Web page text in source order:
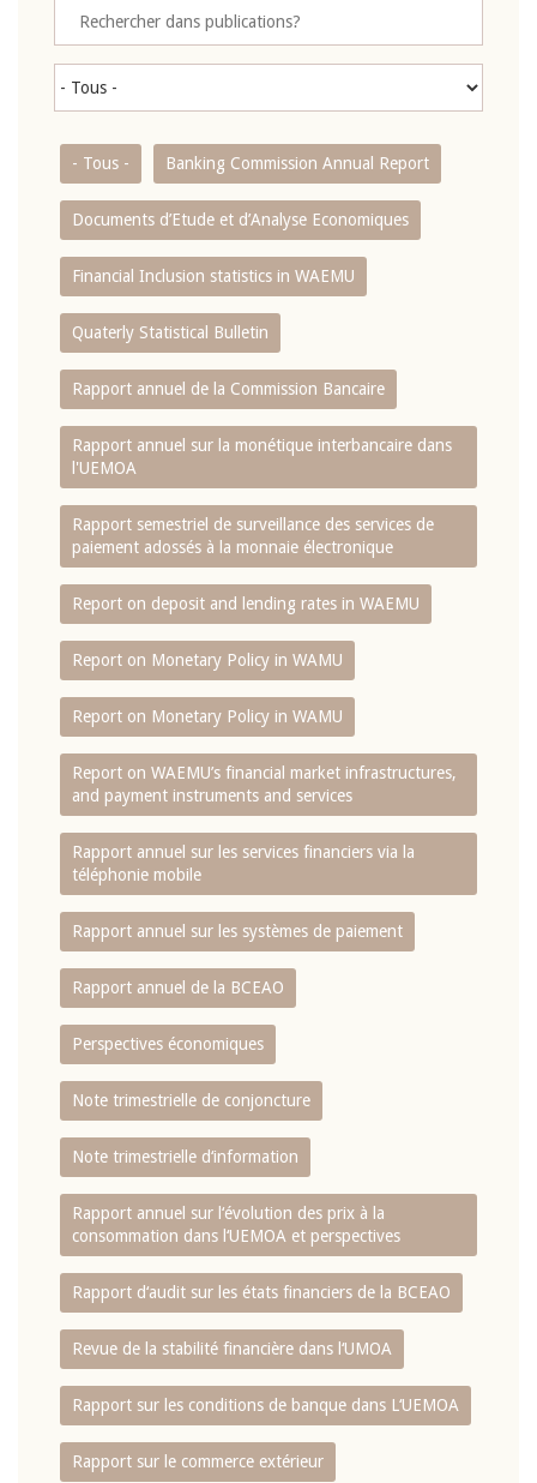
- Tous - Banking Commission Annual Report
Documents d’Etude et d’Analyse Economiques
Financial Inclusion statistics in WAEMU
Quaterly Statistical Bulletin
Rapport annuel de la Commission Bancaire
Rapport annuel sur la monétique interbancaire dans
l'UEMOA
Rapport semestriel de surveillance des services de
paiement adossés à la monnaie électronique
Report on deposit and lending rates in WAEMU
Report on Monetary Policy in WAMU
Report on Monetary Policy in WAMU
Report on WAEMU’s financial market infrastructures,
and payment instruments and services
Rapport annuel sur les services financiers via la
téléphonie mobile
Rapport annuel sur les systèmes de paiement
Rapport annuel de la BCEAO
Perspectives économiques
Note trimestrielle de conjoncture
Note trimestrielle d‘information
Rapport annuel sur l‘évolution des prix à la
consommation dans l‘UEMOA et perspectives
Rapport d‘audit sur les états financiers de la BCEAO
Revue de la stabilité financière dans l‘UMOA
Rapport sur les conditions de banque dans L‘UEMOA
Rapport sur le commerce extérieur